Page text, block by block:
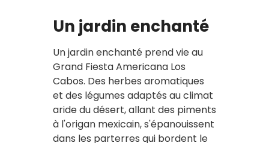
Un jardin enchanté
Un jardin enchanté prend vie au
Grand Fiesta Americana Los
Cabos. Des herbes aromatiques
et des légumes adaptés au climat
aride du désert, allant des piments
à l'origan mexicain, s'épanouissent
dans les parterres qui bordent le